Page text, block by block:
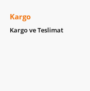
Kargo
Kargo ve Teslimat